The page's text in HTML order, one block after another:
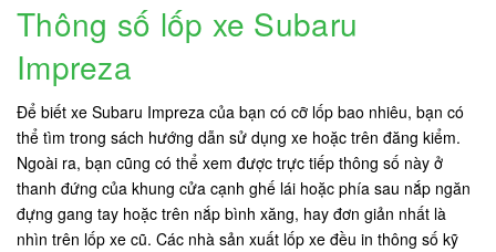
Thông số lốp xe Subaru
Impreza
Để biết xe Subaru Impreza của bạn có cỡ lốp bao nhiêu, bạn có
thể tìm trong sách hướng dẫn sử dụng xe hoặc trên đăng kiểm.
Ngoài ra, bạn cũng có thể xem được trực tiếp thông số này ở
thanh đứng của khung cửa cạnh ghế lái hoặc phía sau nắp ngăn
đựng gang tay hoặc trên nắp bình xăng, hay đơn giản nhất là
nhìn trên lốp xe cũ. Các nhà sản xuất lốp xe đều in thông số kỹ